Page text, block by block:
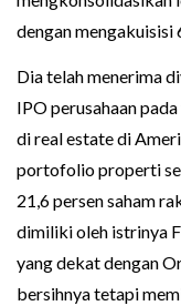
dengan mengakuisisi
Dia telah menerima
IPO perusahaan
di real estate di
portofolio properti
21,6 persen saham
dimiliki oleh istrinya
yang dekat dengan
bersihnya tetapi